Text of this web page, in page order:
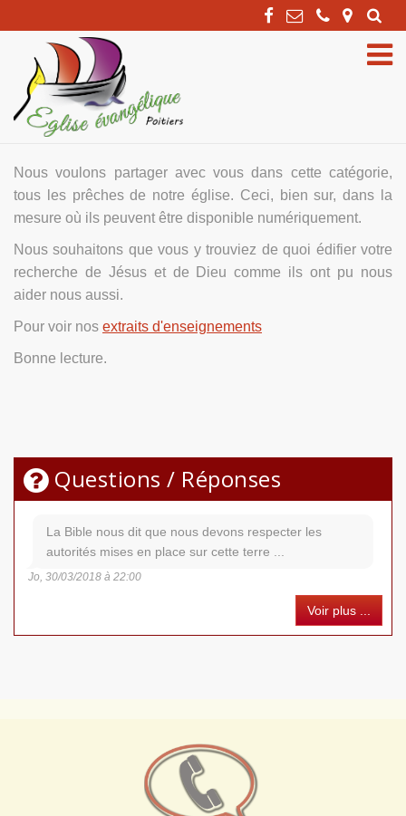
Toggle
Nous voulons partager avec vous dans cette catégorie,
tous les prêches de notre église. Ceci, bien sur, dans la
mesure où ils peuvent être disponible numériquement.
Nous souhaitons que vous y trouviez de quoi édifier votre
recherche de Jésus et de Dieu comme ils ont pu nous
aider nous aussi.
Pour voir nos extraits d'enseignements
Bonne lecture.
Questions / Réponses
La Bible nous dit que nous devons respecter les
autorités mises en place sur cette terre ...
Jo, 30/03/2018 à 22:00
Voir plus ...